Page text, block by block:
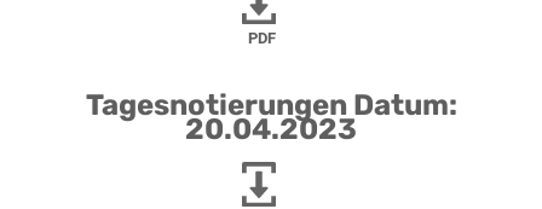
PDF
Tagesnotierungen Datum:
20.04.2023